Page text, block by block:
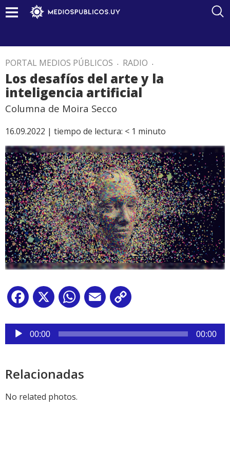
PORTAL MEDIOS PÚBLICOS . RADIO .
Los desafíos del arte y la
inteligencia artificial
Columna de Moira Secco
16.09.2022 | tiempo de lectura: < 1 minuto
Facebook
X WhatsApp
Email
Reproductor
audio
00:00 00:00
Relacionadas
No related photos.